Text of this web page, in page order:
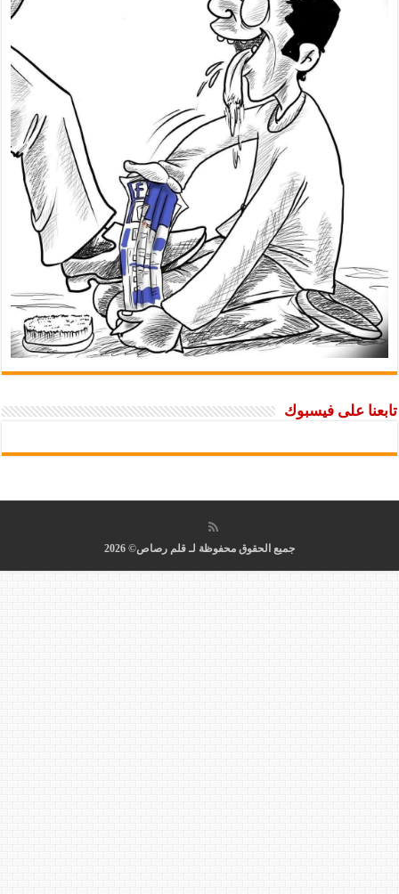
على فيسبوك
جميع الحقوق محفوظة لـ قلم رصاص© 2026